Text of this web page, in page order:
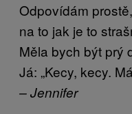
Odpovídám
na to jak je to
Měla bych být prý
Já: „Kecy, kecy.
– Jennifer